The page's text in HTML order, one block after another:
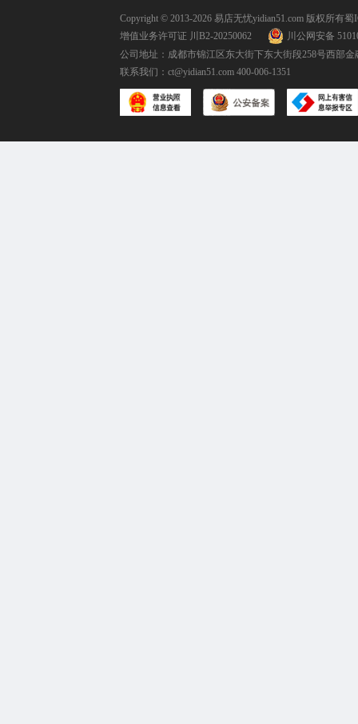
Copyright © 2013-2026 易店无忧yidian51.com 版权所有蜀
增值业务许可证 川B2-20250062
川公网安备
公司地址：成都市锦江区东大街下东大街段258号西部金
联系我们： ct@yidian51.com 400-006-1351